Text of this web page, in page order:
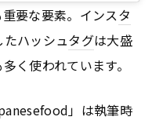
要な要素。インスタ
ハッシュタグは大盛
く使われています。
」は執筆時